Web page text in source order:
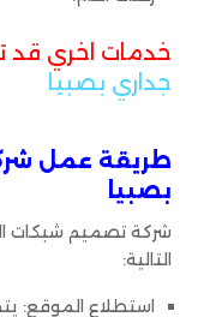
خدمات اخري قد
جداري بصبيا
طريقة عمل
بصبيا
شركة تصميم شبكات
التالية:
استطلاع الموقع: